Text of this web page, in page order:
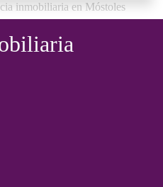
inmobiliaria en Móstoles